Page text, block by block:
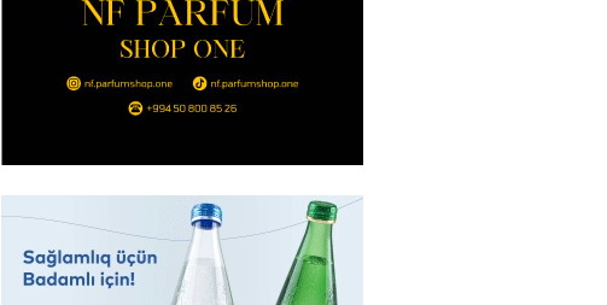
Sabah Bakıda yağış yağacaq
05.08.2026 - 13:30
Britaniyaya gedirmiş
05.08.2026 - 13:15